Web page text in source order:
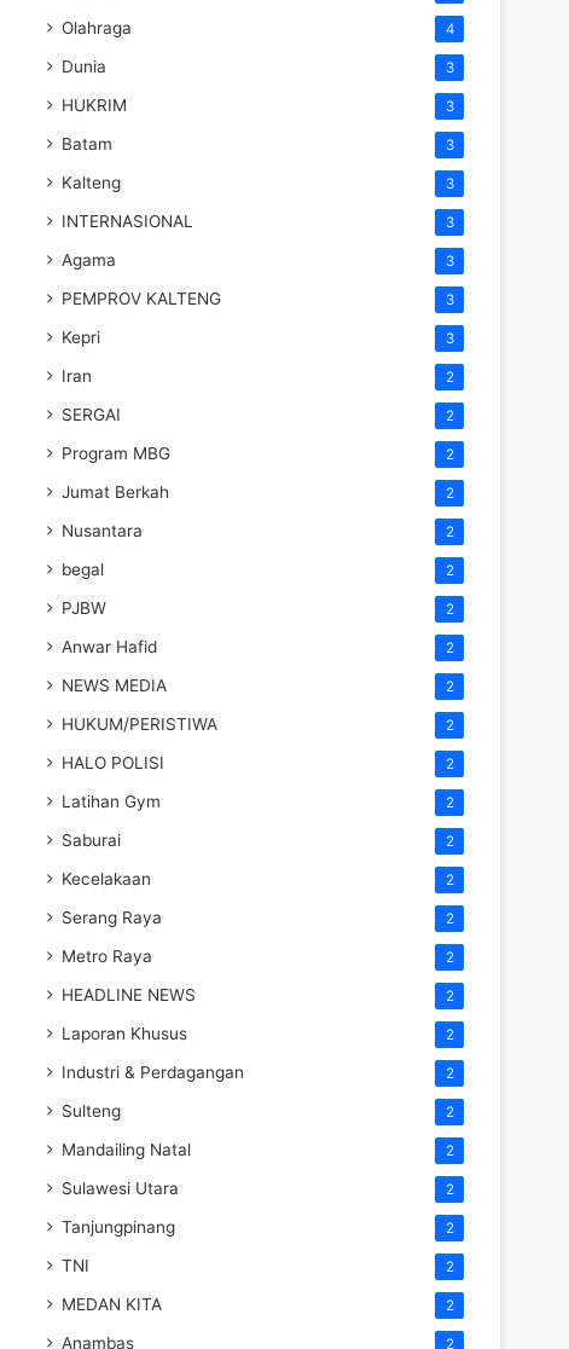
Olahraga 4
Dunia 3
HUKRIM 3
Batam 3
Kalteng 3
INTERNASIONAL 3
Agama 3
PEMPROV KALTENG 3
Kepri 3
Iran 2
SERGAI 2
Program MBG 2
Jumat Berkah 2
Nusantara 2
begal 2
PJBW 2
Anwar Hafid 2
NEWS MEDIA 2
HUKUM/PERISTIWA 2
HALO POLISI 2
Latihan Gym 2
Saburai 2
Kecelakaan 2
Serang Raya 2
Metro Raya 2
HEADLINE NEWS 2
Laporan Khusus 2
Industri & Perdagangan 2
Sulteng 2
Mandailing Natal 2
Sulawesi Utara 2
Tanjungpinang 2
TNI 2
MEDAN KITA 2
Anambas 2